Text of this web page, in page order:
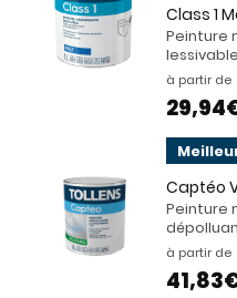
Class 1
Peinture
à partir de
Captéo
Peinture
à partir de